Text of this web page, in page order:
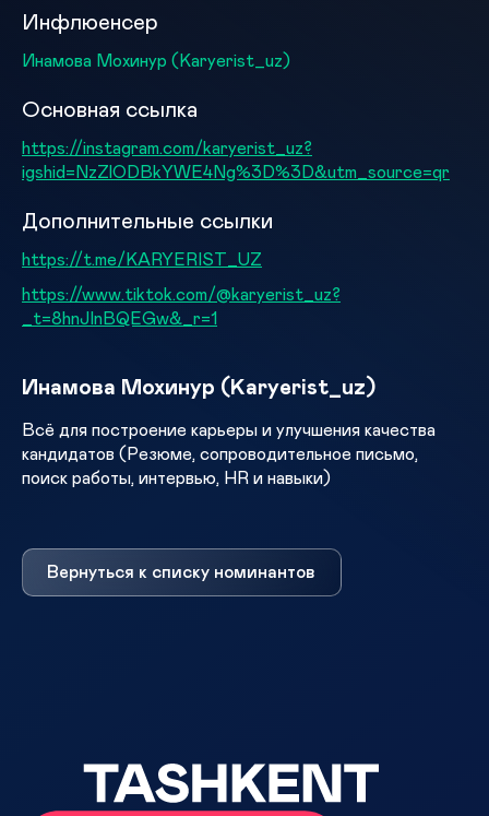
Инфлюенсер
Инамова Мохинур (Karyerist_uz)
Основная ссылка
https://instagram.com/karyerist_uz?
igshid=NzZlODBkYWE4Ng%3D%3D&utm_source=qr
Дополнительные ссылки
https://t.me/KARYERIST_UZ
https://www.tiktok.com/@karyerist_uz?
_t=8hnJInBQEGw&_r=1
Инамова Мохинур (Karyerist_uz)
Всё для построение карьеры и улучшения качества
кандидатов (Резюме, сопроводительное письмо,
поиск работы, интервью, HR и навыки)
Вернуться к списку номинантов